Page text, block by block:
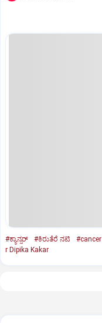
#ಕ್ಯಾನ್ಸರ್‌ #ಕಿರುತೆರೆ ನಟಿ #cancer
r Dipika Kakar ‌